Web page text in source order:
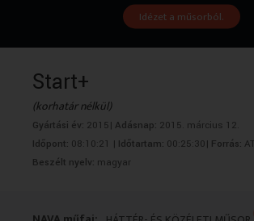
Idézet a műsorból.
Start+
(korhatár nélkül)
Gyártási év: 2015| Adásnap: 2015. március 12.
Időpont: 08:10:21 | Időtartam: 00:25:30| Forrás:
Beszélt nyelv: magyar